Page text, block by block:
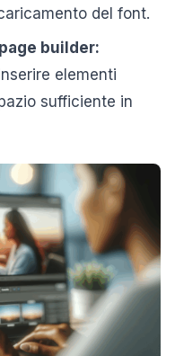
del font.
builder:
elementi
sufficiente in